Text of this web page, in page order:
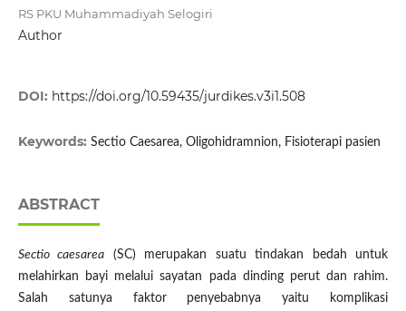
RS PKU Muhammadiyah Selogiri
Author
DOI: https://doi.org/10.59435/jurdikes.v3i1.508
Keywords: Sectio Caesarea, Oligohidramnion, Fisioterapi pasien
ABSTRACT
Sectio caesarea (SC) merupakan suatu tindakan bedah untuk
melahirkan bayi melalui sayatan pada dinding perut dan rahim.
Salah satunya faktor penyebabnya yaitu komplikasi